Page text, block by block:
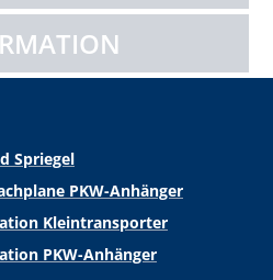
Spriegel
PKW-Anhänger
Kleintransporter
PKW-Anhänger